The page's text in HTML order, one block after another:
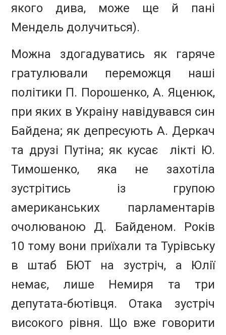
якого дива, може ще й пані
Мендель долучиться).
Можна здогадуватись як гаряче
гратулювали переможця наші
політики П. Порошенко, А. Яценюк,
при яких в Украіну навідувався син
Байдена; як депресують А. Деркач
та друзі Путіна; як кусає лікті Ю.
Тимошенко, яка не захотіла
зустрітись із групою
американських парламентарів
очолюваною Д. Байденом. Років
10 тому вони приїхали та Турівську
в штаб БЮТ на зустріч, а Юлії
немає, лише Немиря та три
депутата-бютівця. Отака зустріч
високого рівня. Що вже говорити